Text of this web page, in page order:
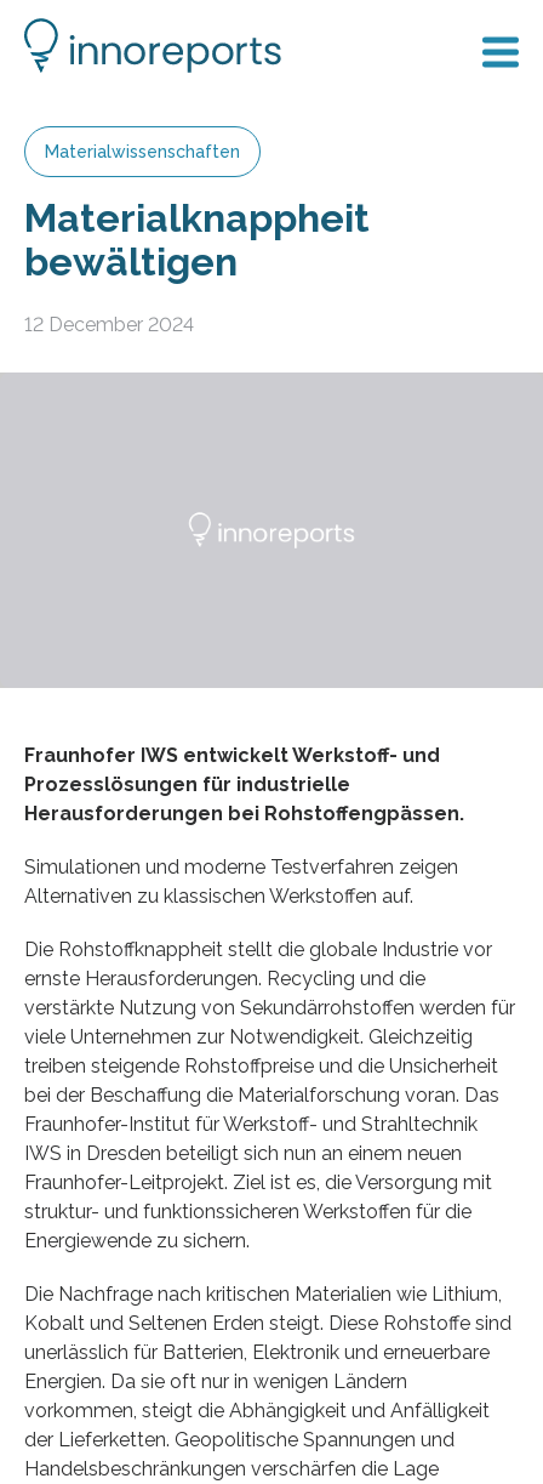
Materialwissenschaften
Materialknappheit
bewältigen
12 December 2024
Fraunhofer IWS entwickelt Werkstoff- und
Prozesslösungen für industrielle
Herausforderungen bei Rohstoffengpässen.
Simulationen und moderne Testverfahren zeigen
Alternativen zu klassischen Werkstoffen auf.
Die Rohstoffknappheit stellt die globale Industrie vor
ernste Herausforderungen. Recycling und die
verstärkte Nutzung von Sekundärrohstoffen werden für
viele Unternehmen zur Notwendigkeit. Gleichzeitig
treiben steigende Rohstoffpreise und die Unsicherheit
bei der Beschaffung die Materialforschung voran. Das
Fraunhofer-Institut für Werkstoff- und Strahltechnik
IWS in Dresden beteiligt sich nun an einem neuen
Fraunhofer-Leitprojekt. Ziel ist es, die Versorgung mit
struktur- und funktionssicheren Werkstoffen für die
Energiewende zu sichern.
Die Nachfrage nach kritischen Materialien wie Lithium,
Kobalt und Seltenen Erden steigt. Diese Rohstoffe sind
unerlässlich für Batterien, Elektronik und erneuerbare
Energien. Da sie oft nur in wenigen Ländern
vorkommen, steigt die Abhängigkeit und Anfälligkeit
der Lieferketten. Geopolitische Spannungen und
Handelsbeschränkungen verschärfen die Lage